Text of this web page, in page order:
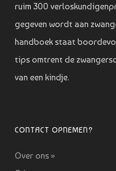
ruim 300
gegeven wordt aan
handboek staat
tips omtrent de
van een kindje.
CONTACT OPNEMEN?
Over ons »